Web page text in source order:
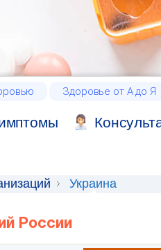
Здоровье от А до Я
Украина
России